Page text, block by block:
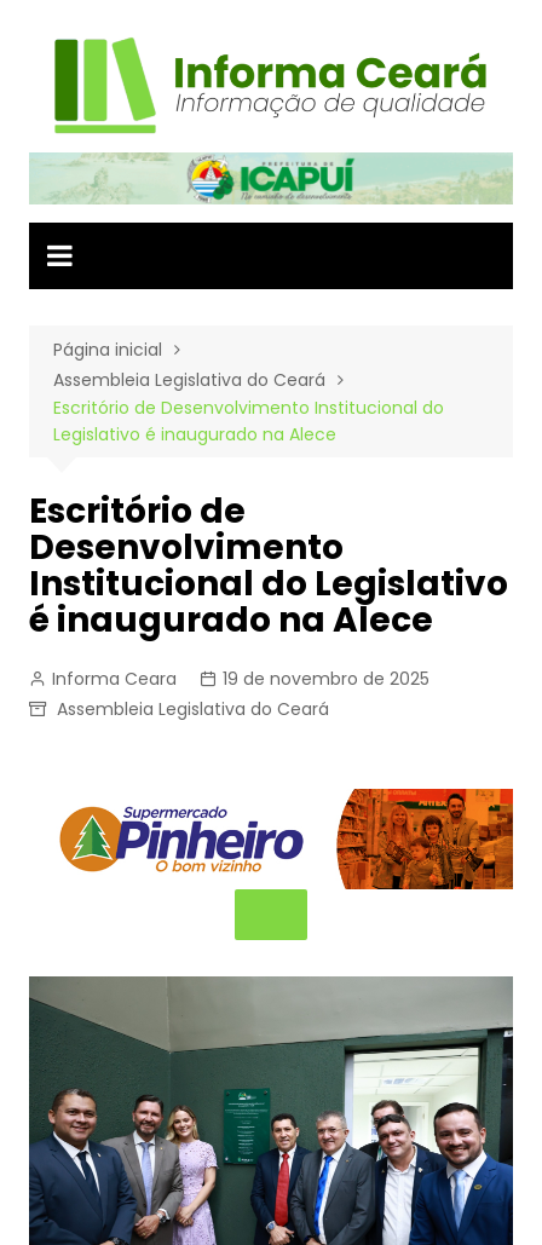
Página inicial
Assembleia Legislativa do Ceará
Escritório de Desenvolvimento Institucional do
Legislativo é inaugurado na Alece
Escritório de
Desenvolvimento
Institucional do Legislativo
é inaugurado na Alece
Informa Ceara
19 de novembro de 2025
Assembleia Legislativa do Ceará